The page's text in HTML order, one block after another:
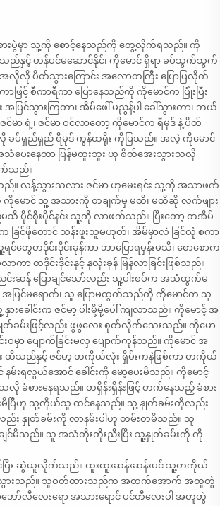
ားပွဲမှာ သူ့ကို စောင့်နေသည်ကို တွေ့လိုက်ရသည်။ ကို
ည်နှင့် ဟန်ပင်မဆောင်နိုင်၊ ကိုမောင် ရှိရာ ခပ်သွက်သွက်
အလိုလို ပိတ်သွားကြောင်း အလောတကြီး ပြောပြလိုက်
င့် စီကာရီကာ ပြောနေသည်ကို ကိုမောင်က ပြုံးပြီး
ြင်သွားကြတာ၊ အိမ်ဖေါ် မညွန့်ပါ ခေါ်သွားတာ၊ ဘယ်
ာ ရဲ့၊ ဇင်မာ ဝင်လာတော့ ကိုမောင်က ရီမုဒ် နဲ့ ပိတ်
လို ခပ်ရှည်ရှည် ရီမုဒ် ကွန်ထရိုး ကိုပြသည်။ အလဲ့ ကိုမောင်
ပေးနေတာ ပြန်မထူးဘူး ဟု စိတ်အေးသွားသလို
က်သည်။
ည်။ လန့်သွားသလား ဇင်မာ ဟုမေးရင်း သူ့ကို အသာဖက်
မောင် သူ့ အသားကို တချက်မှ မထိ၊ မထိဆို လက်ဖျား
ပိုင်စိုးပိုင်နင်း သူ့ကို လာဖက်သည်။ ပြီးတော့ တအိမ်
င်ဖိုတောင် သန်းဖူးသူမဟုတ်၊ အိမ်မှာလဲ ခြင်လုံ စကာ
ေတဒိုင်းဒိုင်းခုန်ကာ ဘာပြောရမှန်းမသိ၊ စောစောက
ာ တဒိုင်းဒိုင်းနှင့် နှလုံးခုန် မြန်လာခြင်းဖြစ်သည်။
င်းဆန် ပြောချင်သော်လည်း သူ့ပါးစပ်က အသံထွက်မ
ြင်မရောက်၊ သူ ပြောမထွက်သည်ကို ကိုမောင်က သူ
င်းက ဇင်မာ့ ပါးမို့မို့ပေါ် ကျလာသည်။ ကိုမောင့် အ
နှုတ်ခမ်းဖြင့်လည်း ဖွဖွလေး စုတ်လိုက်သေးသည်။ ကိုမော
ာ ပျောက်ခြင်းမလှ ပျောက်ကုန်သည်။ ကိုမောင် အ
ထိသည်နှင့် ဇင်မာ့ တကိုယ်လုံး ရှိမ်းကနဲဖြစ်ကာ တကိုယ်
းရလွယ်အောင် ခေါင်းကို မော့ပေးမိသည်။ ကိုမောင့်
စားနေရသည်။ တရှိန်းရှိန်းဖြင့် တက်နေသည့် ခံစား
းမိပြီဟု သူ့ကိုယ်သူ ထင်နေသည်။ သူ့ နှုတ်ခမ်းကိုလည်း
း နှုတ်ခမ်းကို လာနမ်းပါဟု တမ်းတမိသည်။ သူ
ျင်မိသည်။ သူ အသံတိုးတိုးညီးပြီး သူ့နှုတ်ခမ်းကို ကို
င်ပြီး ဆွဲယူလိုက်သည်။ ထူးထူးဆန်းဆန်းပင် သူ့တကိုယ်
ါသွားသည်။ သူဝတ်ထားသည်က အထက်အောက် အတူတွဲ
လီလေးရော အသားရောင် ပင်တီလေးပါ အတူတွဲ